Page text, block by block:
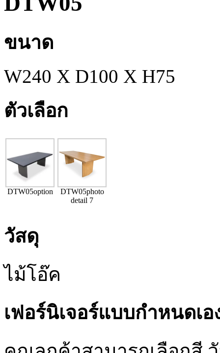
ขนาด
W240 X D100 X H75
ตัวเลือก
DTW05option
DTW05photo
detail 7
วัสดุ
ไม้โอ๊ค
เฟอร์นิเจอร์แบบกำหนดเอ